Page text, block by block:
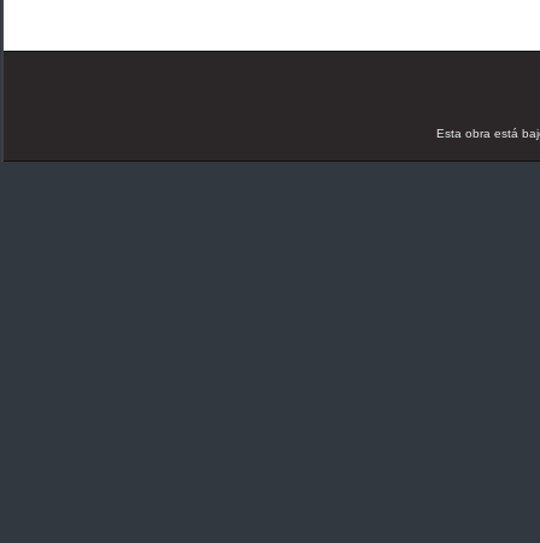
Esta obra está